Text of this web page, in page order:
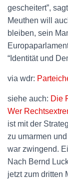
gescheitert”,
Meuthen will
bleiben, sein
“Identität und
via wdr:
siehe auch: Die
Wer
ist mit der
zu umarmen
war zwingend.
Nach Bernd
jetzt zum dritten